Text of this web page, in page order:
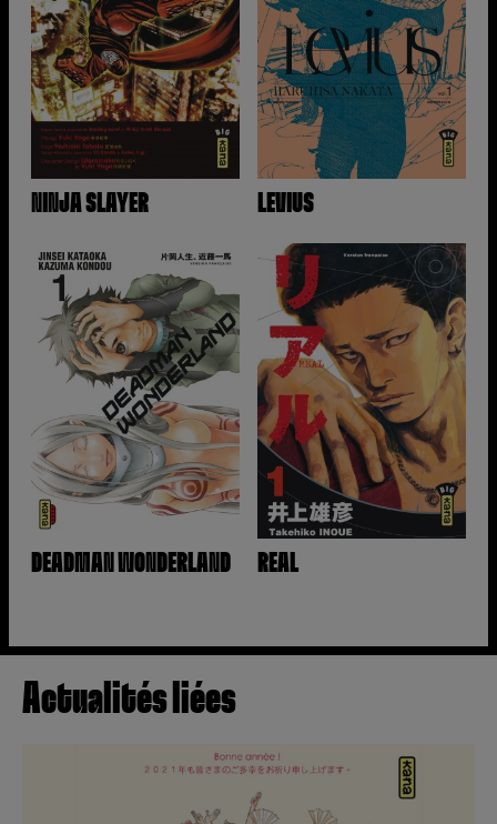
NINJA SLAYER LEVIUS
DEADMAN WONDERLAND REAL
Actualités liées